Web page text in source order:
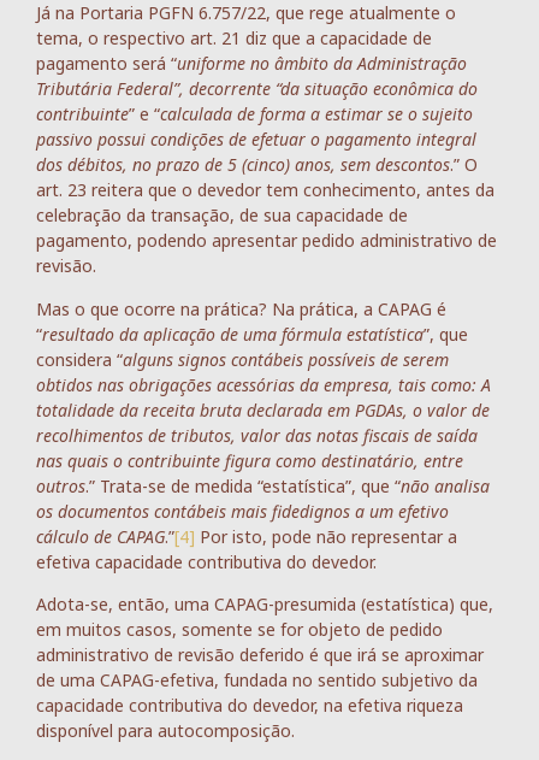
Já na Portaria PGFN 6.757/22, que rege atualmente o
tema, o respectivo art. 21 diz que a capacidade de
pagamento será “uniforme no âmbito da Administração
Tributária Federal”, decorrente “da situação econômica do
contribuinte” e “calculada de forma a estimar se o sujeito
passivo possui condições de efetuar o pagamento integral
dos débitos, no prazo de 5 (cinco) anos, sem descontos.” O
art. 23 reitera que o devedor tem conhecimento, antes da
celebração da transação, de sua capacidade de
pagamento, podendo apresentar pedido administrativo de
revisão.
Mas o que ocorre na prática? Na prática, a CAPAG é
“resultado da aplicação de uma fórmula estatística”, que
considera “alguns signos contábeis possíveis de serem
obtidos nas obrigações acessórias da empresa, tais como: A
totalidade da receita bruta declarada em PGDAs, o valor de
recolhimentos de tributos, valor das notas fiscais de saída
nas quais o contribuinte figura como destinatário, entre
outros.” Trata-se de medida “estatística”, que “não analisa
os documentos contábeis mais fidedignos a um efetivo
cálculo de CAPAG.”[4] Por isto, pode não representar a
efetiva capacidade contributiva do devedor.
Adota-se, então, uma CAPAG-presumida (estatística) que,
em muitos casos, somente se for objeto de pedido
administrativo de revisão deferido é que irá se aproximar
de uma CAPAG-efetiva, fundada no sentido subjetivo da
capacidade contributiva do devedor, na efetiva riqueza
disponível para autocomposição.